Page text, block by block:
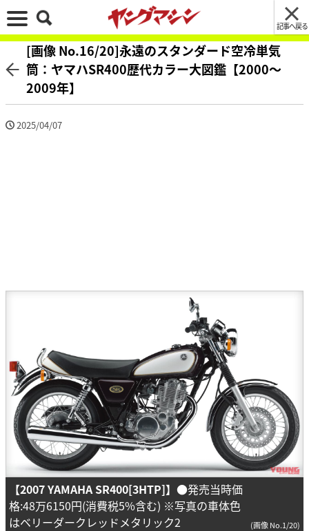
記事へ戻る
[画像 No.16/20]永遠のスタンダード空冷単気
筒：ヤマハSR400歴代カラー大図鑑【2000～
2009年】
2025/04/07
【2007 YAMAHA SR400[3HTP]】 ●発売当時価
格:48万6150円(消費税5%含む) ※写真の車体色
はベリーダークレッドメタリック2
(画像 No.1/20)